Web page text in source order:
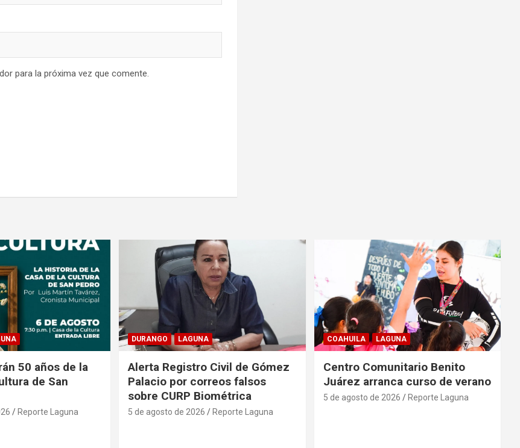
para la próxima vez que comente.
50 años de la
de San
Reporte Laguna
DURANGO LAGUNA
Alerta Registro Civil de Gómez
Palacio por correos falsos
sobre CURP Biométrica
5 de agosto de 2026 Reporte Laguna
COAHUILA LAGUNA
Centro Comunitario Benito
Juárez arranca curso de verano
5 de agosto de 2026 Reporte Laguna